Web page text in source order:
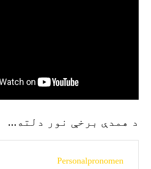
د همدې برخې نور دلته...
Personalpronomen